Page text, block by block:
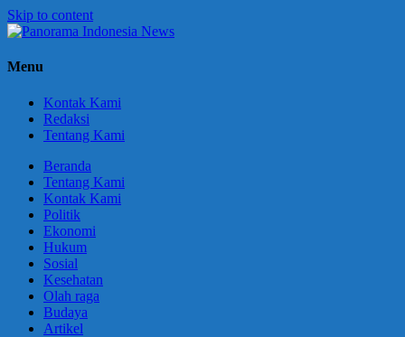
Skip to content
Panorama
Berani
Menu
Kontak Kami
Redaksi
Tentang Kami
Beranda
Tentang Kami
Kontak Kami
Politik
Ekonomi
Hukum
Sosial
Kesehatan
Olah raga
Budaya
Artikel